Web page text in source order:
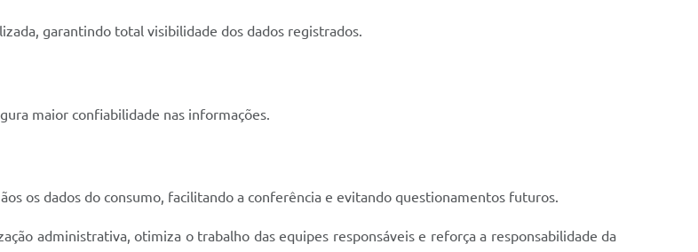
garantindo total visibilidade dos dados registrados.
maior confiabilidade nas informações.
os dados do consumo, facilitando a conferência e evitando questionamentos futuros.
administrativa, otimiza o trabalho das equipes responsáveis e reforça a responsabilidade da